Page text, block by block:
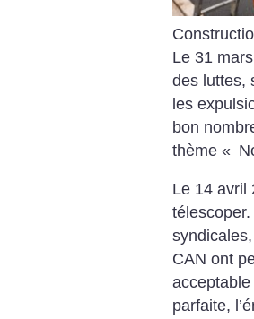
Le 31
des luttes,
les
bon
thème «
Le 14 avril
CAN ont
acceptable
parfaite,